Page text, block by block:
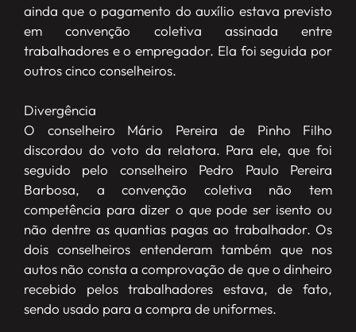
ainda que o pagamento do auxílio estava previsto
em convenção coletiva assinada entre
trabalhadores e o empregador. Ela foi seguida por
outros cinco conselheiros.
Divergência
O conselheiro Mário Pereira de Pinho Filho
discordou do voto da relatora. Para ele, que foi
seguido pelo conselheiro Pedro Paulo Pereira
Barbosa, a convenção coletiva não tem
competência para dizer o que pode ser isento ou
não dentre as quantias pagas ao trabalhador. Os
dois conselheiros entenderam também que nos
autos não consta a comprovação de que o dinheiro
recebido pelos trabalhadores estava, de fato,
sendo usado para a compra de uniformes.